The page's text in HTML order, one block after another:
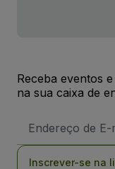
Receba eventos
na sua caixa de
de
Inscrever-se na